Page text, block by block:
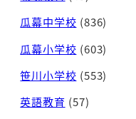
瓜幕中学校 (836)
瓜幕小学校 (603)
笹川小学校 (553)
英語教育 (57)